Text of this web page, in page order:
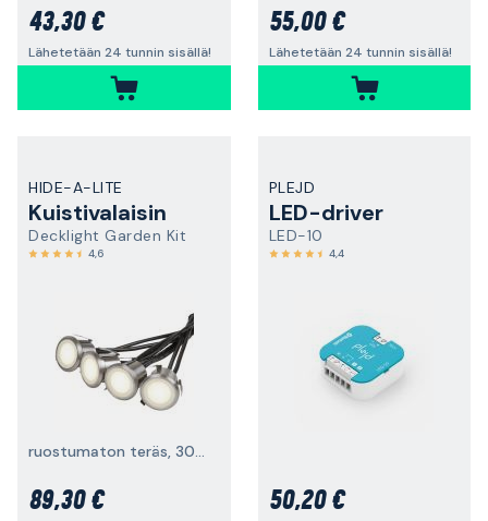
43,30 €
Lähetetään 24 tunnin sisällä!
55,00 €
Lähetetään 24 tunnin sisällä!
HIDE-A-LITE
Kuistivalaisin
Decklight Garden Kit
4,6
ruostumaton teräs, 3000 K
89,30 €
PLEJD
LED-driver
LED-10
4,4
50,20 €